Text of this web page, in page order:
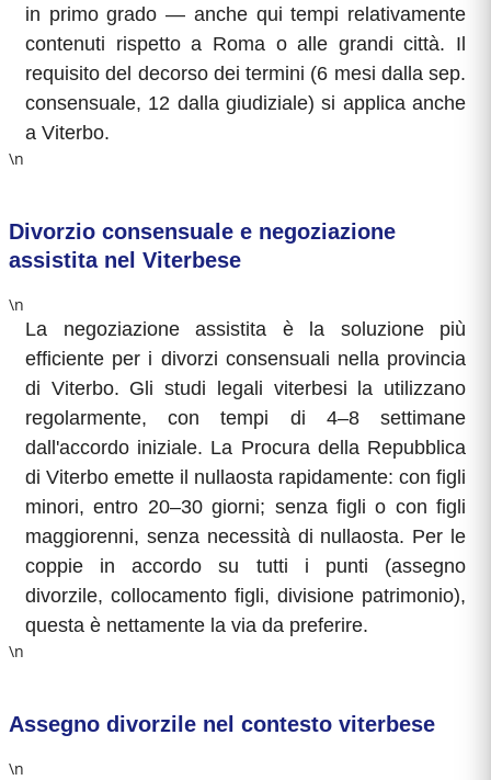
in primo grado — anche qui tempi relativamente
contenuti rispetto a Roma o alle grandi città. Il
requisito del decorso dei termini (6 mesi dalla sep.
consensuale, 12 dalla giudiziale) si applica anche
a Viterbo.
\n
Divorzio consensuale e negoziazione
assistita nel Viterbese
\n
La negoziazione assistita è la soluzione più
efficiente per i divorzi consensuali nella provincia
di Viterbo. Gli studi legali viterbesi la utilizzano
regolarmente, con tempi di 4–8 settimane
dall'accordo iniziale. La Procura della Repubblica
di Viterbo emette il nullaosta rapidamente: con figli
minori, entro 20–30 giorni; senza figli o con figli
maggiorenni, senza necessità di nullaosta. Per le
coppie in accordo su tutti i punti (assegno
divorzile, collocamento figli, divisione patrimonio),
questa è nettamente la via da preferire.
\n
Assegno divorzile nel contesto viterbese
\n